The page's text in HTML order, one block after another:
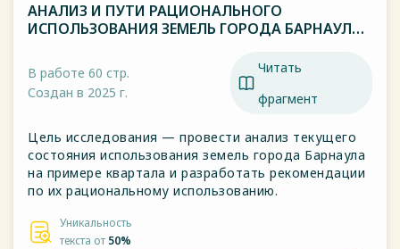
АНАЛИЗ И ПУТИ РАЦИОНАЛЬНОГО
ИСПОЛЬЗОВАНИЯ ЗЕМЕЛЬ ГОРОДА БАРНАУЛА
В работе 60 стр.
Создан в 2025 г.
Читать
фрагмент
Цель исследования — провести анализ текущего
состояния использования земель города Барнаула
на примере квартала и разработать рекомендации
по их рациональному использованию.
Уникальность
текста от 50%